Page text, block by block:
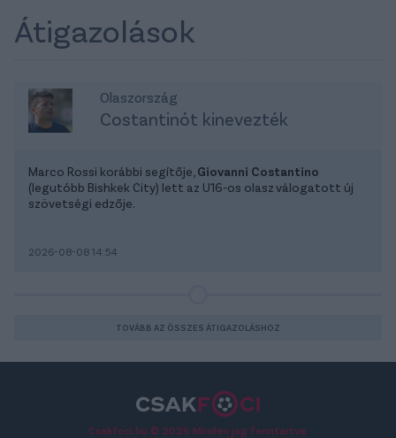
Átigazolások
Olaszország
Costantinót kinevezték
Marco Rossi korábbi segítője, Giovanni Costantino
(legutóbb Bishkek City) lett az U16-os olasz válogatott új
szövetségi edzője.
2026-08-08 14:54
TOVÁBB AZ ÖSSZES ÁTIGAZOLÁSHOZ
Csakfoci.hu © 2026 Minden jog fenntartva.